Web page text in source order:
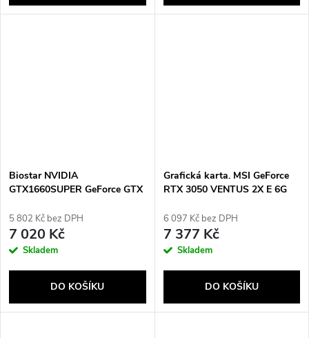
Biostar NVIDIA
GTX1660SUPER GeForce GTX
5 802 Kč bez DPH
7 020 Kč
Skladem
DO KOŠÍKU
Grafická karta. MSI GeForce
RTX 3050 VENTUS 2X E 6G
6 097 Kč bez DPH
7 377 Kč
Skladem
DO KOŠÍKU